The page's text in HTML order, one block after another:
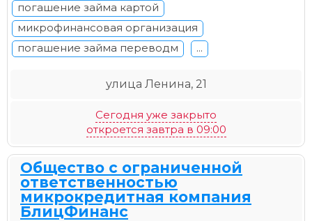
погашение займа картой
микрофинансовая организация
погашение займа переводм
...
улица Ленина, 21
Сегодня уже закрыто
откроется завтра в 09:00
Общество с ограниченной
ответственностью
микрокредитная компания
БлицФинанс